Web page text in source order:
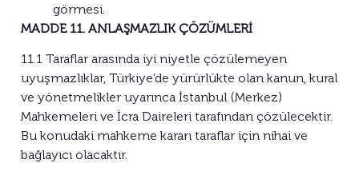
görmesi.
MADDE 11. ANLAŞMAZLIK ÇÖZÜMLERİ
11.1 Taraflar arasında iyi niyetle çözülemeyen
uyuşmazlıklar, Türkiye’de yürürlükte olan kanun, kural
ve yönetmelikler uyarınca İstanbul (Merkez)
Mahkemeleri ve İcra Daireleri tarafından çözülecektir.
Bu konudaki mahkeme kararı taraflar için nihai ve
bağlayıcı olacaktır.